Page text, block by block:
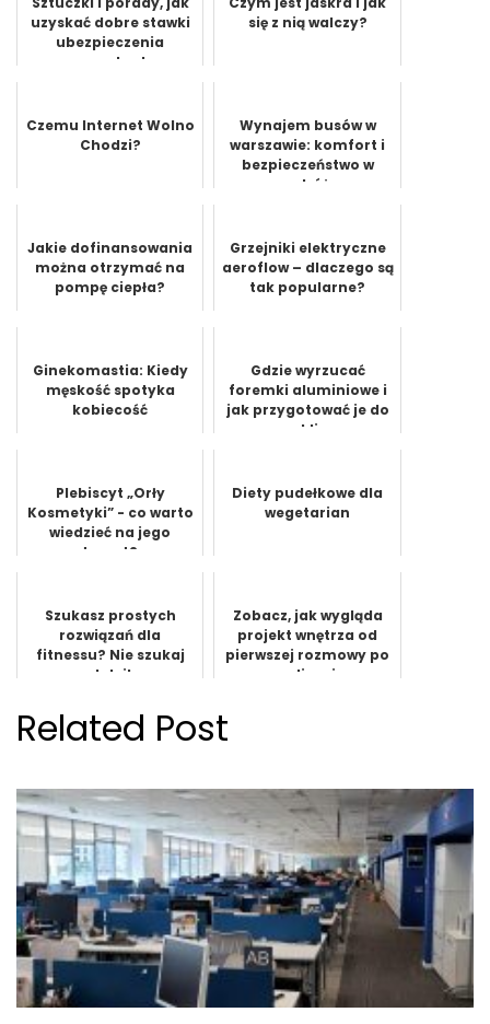
uzyskać dobre stawki
ubezpieczenia
samochodu
się z nią walczy?
Czemu Internet Wolno
Chodzi?
Wynajem busów w
warszawie: komfort i
bezpieczeństwo w
podróży
Jakie dofinansowania
można otrzymać na
pompę ciepła?
Grzejniki elektryczne
aeroflow – dlaczego są
tak popularne?
Ginekomastia: Kiedy
męskość spotyka
kobiecość
Gdzie wyrzucać
foremki aluminiowe i
jak przygotować je do
recyklingu
Plebiscyt „Orły
Kosmetyki” - co warto
wiedzieć na jego
temat?
Diety pudełkowe dla
wegetarian
Szukasz prostych
rozwiązań dla
fitnessu? Nie szukaj
dalej!
Zobacz, jak wygląda
projekt wnętrza od
pierwszej rozmowy po
realizację
Related Post